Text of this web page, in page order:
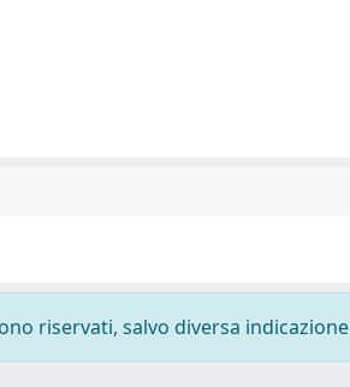
riservati, salvo diversa indicazione